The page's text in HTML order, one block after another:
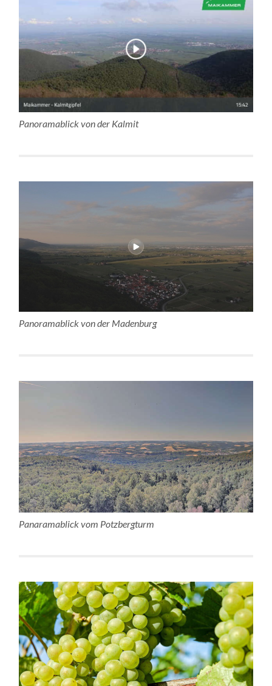
Panoramablick von der Kalmit
Panoramablick von der Madenburg
Panaramablick vom Potzbergturm